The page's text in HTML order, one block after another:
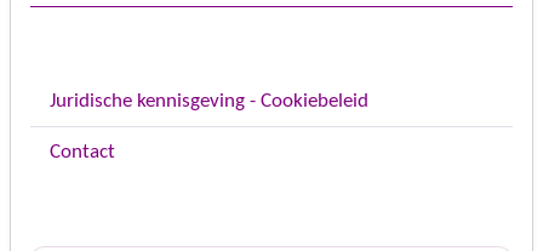
Juridische kennisgeving - Cookiebeleid
Contact